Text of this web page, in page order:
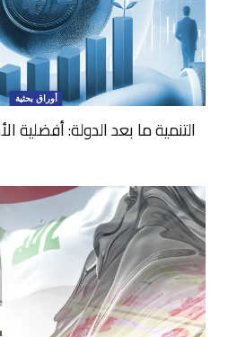
أوراق بحثية
التنمية ما بعد الدولة: